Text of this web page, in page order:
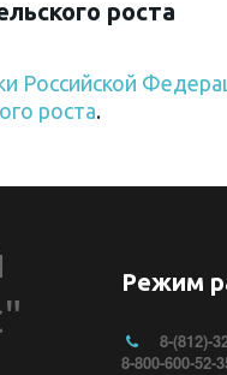
роста
Российской
роста.
Режим
8-(812)-
8-800-600-